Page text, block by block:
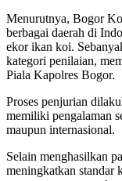
Menurutnya, Bogor
berbagai daerah di
ekor ikan koi.
kategori penilaian,
Piala Kapolres Bogor.
Proses penjurian
memiliki pengalaman
maupun internasional.
Selain menghasilkan
meningkatkan standar